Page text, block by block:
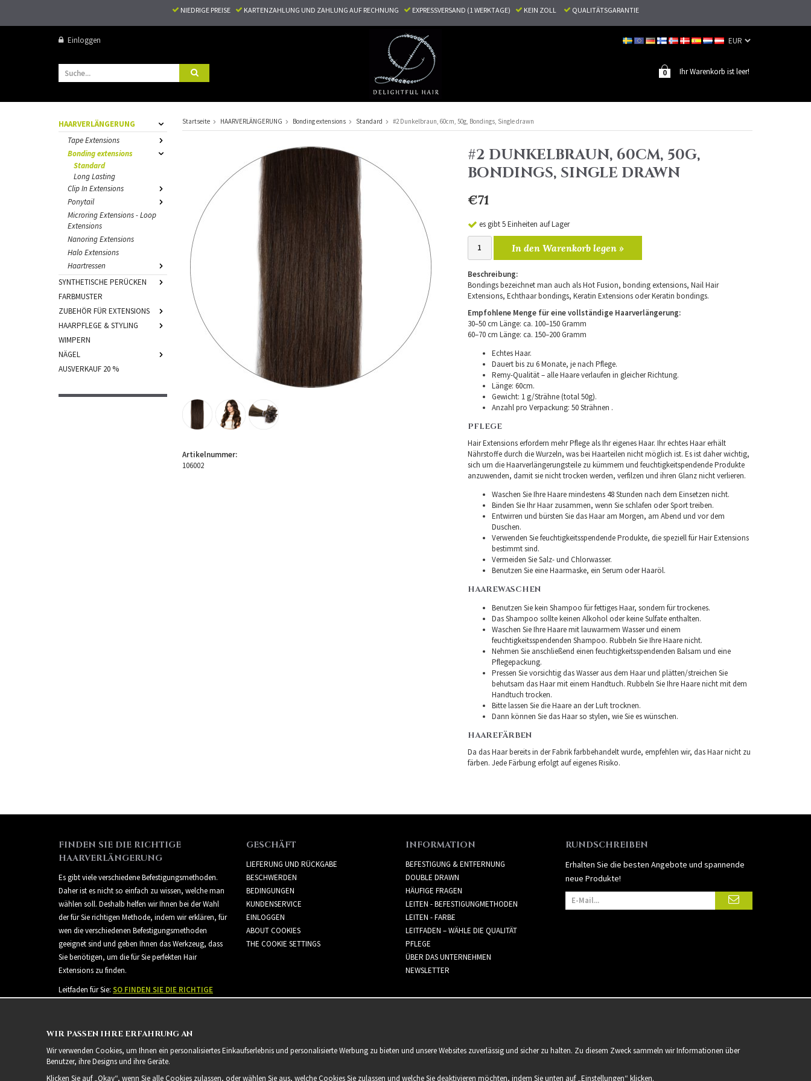
NIEDRIGE PREISE KARTENZAHLUNG UND ZAHLUNG AUF RECHNUNG EXPRESSVERSAND (1 WERKTAGE) KEIN ZOLL QUALITÄTSGARANTIE
Einloggen
Ihr Warenkorb ist leer!
0
HAARVERLÄNGERUNG
Tape Extensions
Bonding extensions
Standard
Long Lasting
Clip In Extensions
Ponytail
Microring Extensions - Loop
Extensions
Nanoring Extensions
Halo Extensions
Haartressen
SYNTHETISCHE PERÜCKEN
FARBMUSTER
ZUBEHÖR FÜR EXTENSIONS
HAARPFLEGE & STYLING
WIMPERN
NÄGEL
AUSVERKAUF 20 %
Startseite HAARVERLÄNGERUNG Bonding extensions Standard #2 Dunkelbraun, 60cm, 50g, Bondings, Single drawn
#2 DUNKELBRAUN, 60CM, 50G,
BONDINGS, SINGLE DRAWN
€71
es gibt 5 Einheiten auf Lager
In den Warenkorb legen »
Beschreibung:
Bondings bezeichnet man auch als Hot Fusion, bonding extensions, Nail Hair
Extensions, Echthaar bondings, Keratin Extensions oder Keratin bondings.
Empfohlene Menge für eine vollständige Haarverlängerung:
30–50 cm Länge: ca. 100–150 Gramm
60–70 cm Länge: ca. 150–200 Gramm
Echtes Haar.
Dauert bis zu 6 Monate, je nach Pflege.
Remy-Qualität – alle Haare verlaufen in gleicher Richtung.
Länge: 60cm.
Gewicht: 1 g/Strähne (total 50g).
Anzahl pro Verpackung: 50 Strähnen .
PFLEGE
Hair Extensions erfordern mehr Pflege als Ihr eigenes Haar. Ihr echtes Haar erhält
Nährstoffe durch die Wurzeln, was bei Haarteilen nicht möglich ist. Es ist daher wichtig,
sich um die Haarverlängerungsteile zu kümmern und feuchtigkeitspendende Produkte
anzuwenden, damit sie nicht trocken werden, verfilzen und ihren Glanz nicht verlieren.
Waschen Sie Ihre Haare mindestens 48 Stunden nach dem Einsetzen nicht.
Binden Sie Ihr Haar zusammen, wenn Sie schlafen oder Sport treiben.
Entwirren und bürsten Sie das Haar am Morgen, am Abend und vor dem
Duschen.
Verwenden Sie feuchtigkeitsspendende Produkte, die speziell für Hair Extensions
bestimmt sind.
Vermeiden Sie Salz- und Chlorwasser.
Benutzen Sie eine Haarmaske, ein Serum oder Haaröl.
HAAREWASCHEN
Benutzen Sie kein Shampoo für fettiges Haar, sondern für trockenes.
Das Shampoo sollte keinen Alkohol oder keine Sulfate enthalten.
Waschen Sie Ihre Haare mit lauwarmem Wasser und einem
feuchtigkeitsspendenden Shampoo. Rubbeln Sie Ihre Haare nicht.
Nehmen Sie anschließend einen feuchtigkeitsspendenden Balsam und eine
Pflegepackung.
Pressen Sie vorsichtig das Wasser aus dem Haar und plätten/streichen Sie
behutsam das Haar mit einem Handtuch. Rubbeln Sie Ihre Haare nicht mit dem
Handtuch trocken.
Bitte lassen Sie die Haare an der Luft trocknen.
Dann können Sie das Haar so stylen, wie Sie es wünschen.
HAAREFÄRBEN
Da das Haar bereits in der Fabrik farbbehandelt wurde, empfehlen wir, das Haar nicht zu
färben. Jede Färbung erfolgt auf eigenes Risiko.
Artikelnummer:
106002
FINDEN SIE DIE RICHTIGE
HAARVERLÄNGERUNG
Es gibt viele verschiedene Befestigungsmethoden.
Daher ist es nicht so einfach zu wissen, welche man
wählen soll. Deshalb helfen wir Ihnen bei der Wahl
der für Sie richtigen Methode, indem wir erklären, für
wen die verschiedenen Befestigungsmethoden
geeignet sind und geben Ihnen das Werkzeug, dass
Sie benötigen, um die für Sie perfekten Hair
Extensions zu finden.
Leitfaden für Sie: SO FINDEN SIE DIE RICHTIGE
GESCHÄFT
LIEFERUNG UND RÜCKGABE
BESCHWERDEN
BEDINGUNGEN
KUNDENSERVICE
EINLOGGEN
ABOUT COOKIES
THE COOKIE SETTINGS
INFORMATION
BEFESTIGUNG & ENTFERNUNG
DOUBLE DRAWN
HÄUFIGE FRAGEN
LEITEN - BEFESTIGUNGMETHODEN
LEITEN - FARBE
LEITFADEN – WÄHLE DIE QUALITÄT
PFLEGE
ÜBER DAS UNTERNEHMEN
NEWSLETTER
RUNDSCHREIBEN
Erhalten Sie die besten Angebote und spannende
neue Produkte!
WIR PASSEN IHRE ERFAHRUNG AN
Wir verwenden Cookies, um Ihnen ein personalisiertes Einkaufserlebnis und personalisierte Werbung zu bieten und unsere Websites zuverlässig und sicher zu halten. Zu diesem Zweck sammeln wir Informationen über
Benutzer, ihre Designs und ihre Geräte.
Klicken Sie auf „Okay“, wenn Sie alle Cookies zulassen, oder wählen Sie aus, welche Cookies Sie zulassen und welche Sie deaktivieren möchten, indem Sie unten auf „Einstellungen“ klicken.